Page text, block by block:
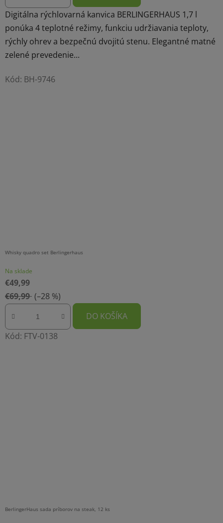
Digitálna rýchlovarná kanvica BERLINGERHAUS 1,7 l
ponúka 4 teplotné režimy, funkciu udržiavania teploty,
rýchly ohrev a bezpečnú dvojitú stenu. Elegantné matné
zelené prevedenie...
Kód: BH-9746
Whisky quadro set Berlingerhaus
Na sklade
€49,99
€69,99 (–28 %)
DO KOŠÍKA
Kód: FTV-0138
BerlingerHaus sada príborov na steak, 12 ks